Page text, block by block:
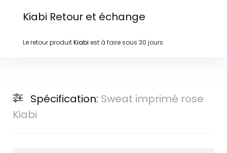
Kiabi Retour et échange
Le retour produitKiabi est à faire sous 30 jours
Spécification: Sweat imprimé rose
Kiabi